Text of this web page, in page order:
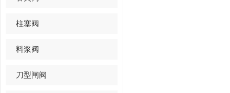
柱塞阀
料浆阀
刀型闸阀